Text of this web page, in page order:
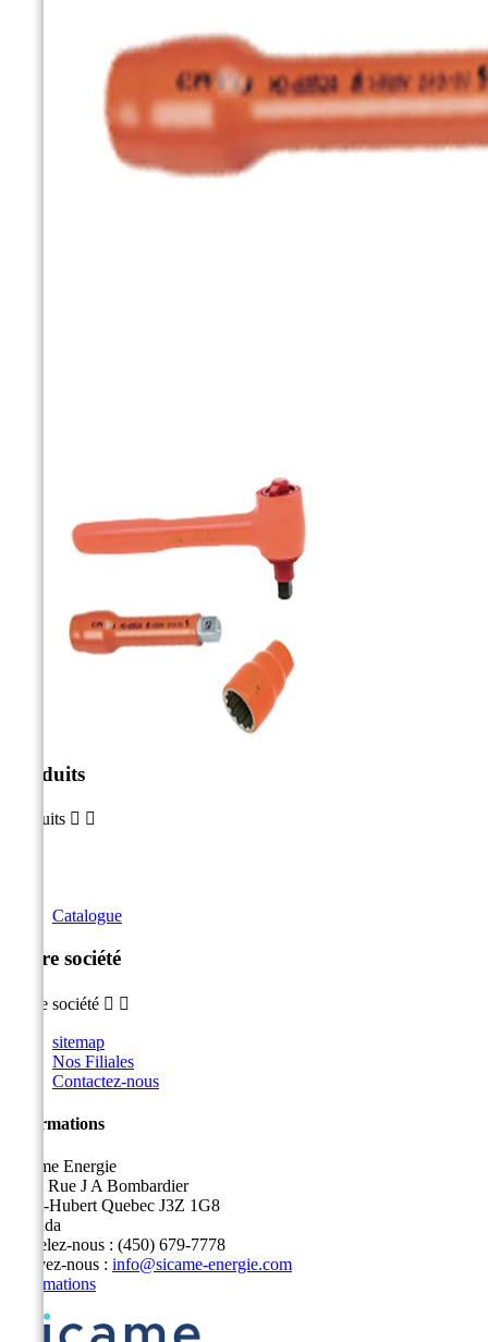
Produits
Produits  
Catalogue
Notre société
Notre société  
sitemap
Nos Filiales
Contactez-nous
Informations
Sicame Energie
5400 Rue J A Bombardier
Saint-Hubert Quebec J3Z 1G8
Canada
Appelez-nous : (450) 679-7778
Écrivez-nous : info@sicame-energie.com
Informations